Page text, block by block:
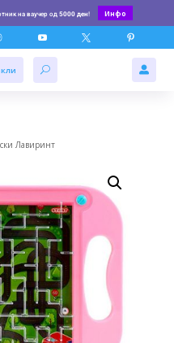
на ваучер од 5000 ден! Инфо
  

Лавиринт